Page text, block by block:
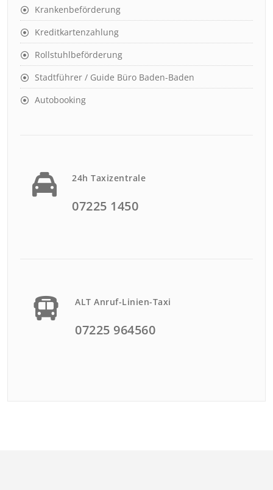
Krankenbeförderung
Kreditkartenzahlung
Rollstuhlbeförderung
Stadtführer / Guide Büro Baden-Baden
Autobooking
24h Taxizentrale
07225 1450
ALT Anruf-Linien-Taxi
07225 964560